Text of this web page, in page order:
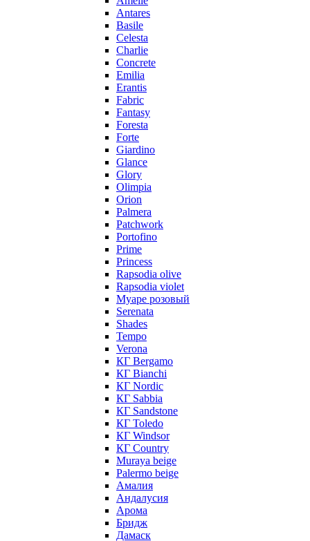
Antares
Basile
Celesta
Charlie
Concrete
Emilia
Erantis
Fabric
Fantasy
Foresta
Forte
Giardino
Glance
Glory
Olimpia
Orion
Palmera
Patchwork
Portofino
Prime
Princess
Rapsodia olive
Rapsodia violet
Муаре розовый
Serenata
Shades
Tempo
Verona
КГ Bergamo
КГ Bianchi
КГ Nordic
КГ Sabbia
КГ Sandstone
КГ Toledo
КГ Windsor
КГ Сountry
Muraya beige
Palermo beige
Амалия
Андалусия
Арома
Бридж
Дамаск